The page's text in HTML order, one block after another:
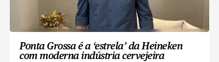
Ponta Grossa é a ‘estrela’ da Heineken
com moderna indústria cervejeira